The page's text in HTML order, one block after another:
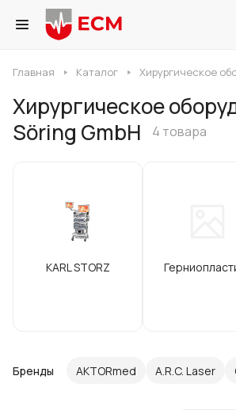
Главная Каталог Хирургическое
Хирургическое
Söring GmbH
4 товара
KARL STORZ
Бренды AKTORmed A.R.C. Laser